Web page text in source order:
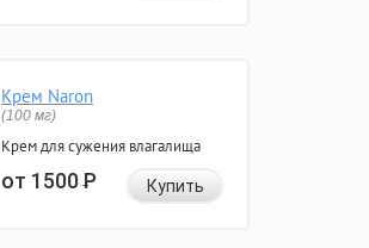
Крем Naron
(100 мг)
Крем для сужения влагалища
от 1500Р Купить